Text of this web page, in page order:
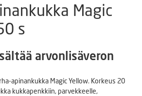
Magic
s
arvonlisäveron
apinankukka Magic Yellow. Korkeus 20
kukkapenkkiin, parvekkeelle,